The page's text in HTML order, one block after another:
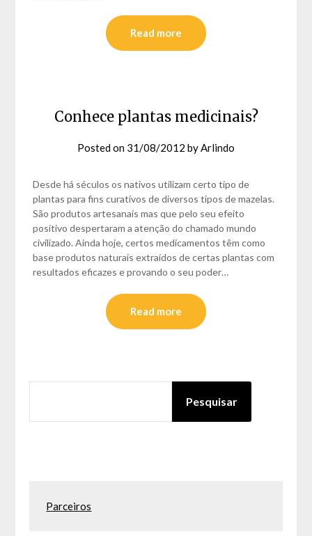
Read more
Conhece plantas medicinais?
Posted on 31/08/2012 byArlindo
Desde há séculos os nativos utilizam certo tipo de
plantas para fins curativos de diversos tipos de mazelas.
São produtos artesanais mas que pelo seu efeito
positivo despertaram a atenção do chamado mundo
civilizado. Ainda hoje, certos medicamentos têm como
base produtos naturais extraídos de certas plantas com
resultados eficazes e provando o seu poder…
Read more
Pesquisar
Parceiros